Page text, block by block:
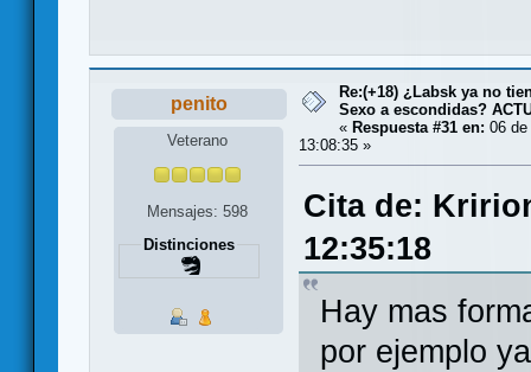
penito
Veterano
Mensajes: 598
Distinciones
Re:(+18) ¿Labsk ya no
Sexo a escondidas?
« Respuesta #31 en: 06
13:08:35 »
Cita de:
12:35:18
Hay mas
por ejemplo